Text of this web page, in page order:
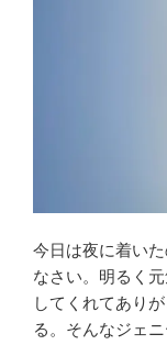
今日は夜に着い
なさい。明るく
してくれてあり
る。そんなジェ